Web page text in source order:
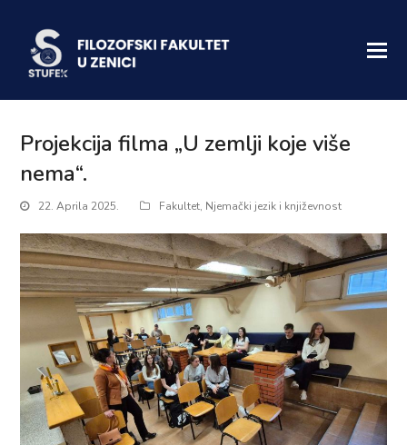
Projekcija filma „U zemlji koje više
nema“.
22. Aprila 2025. Fakultet, Njemački jezik i književnost